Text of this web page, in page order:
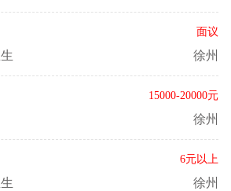
面议
徐州
15000-20000元
徐州
6元以上
徐州